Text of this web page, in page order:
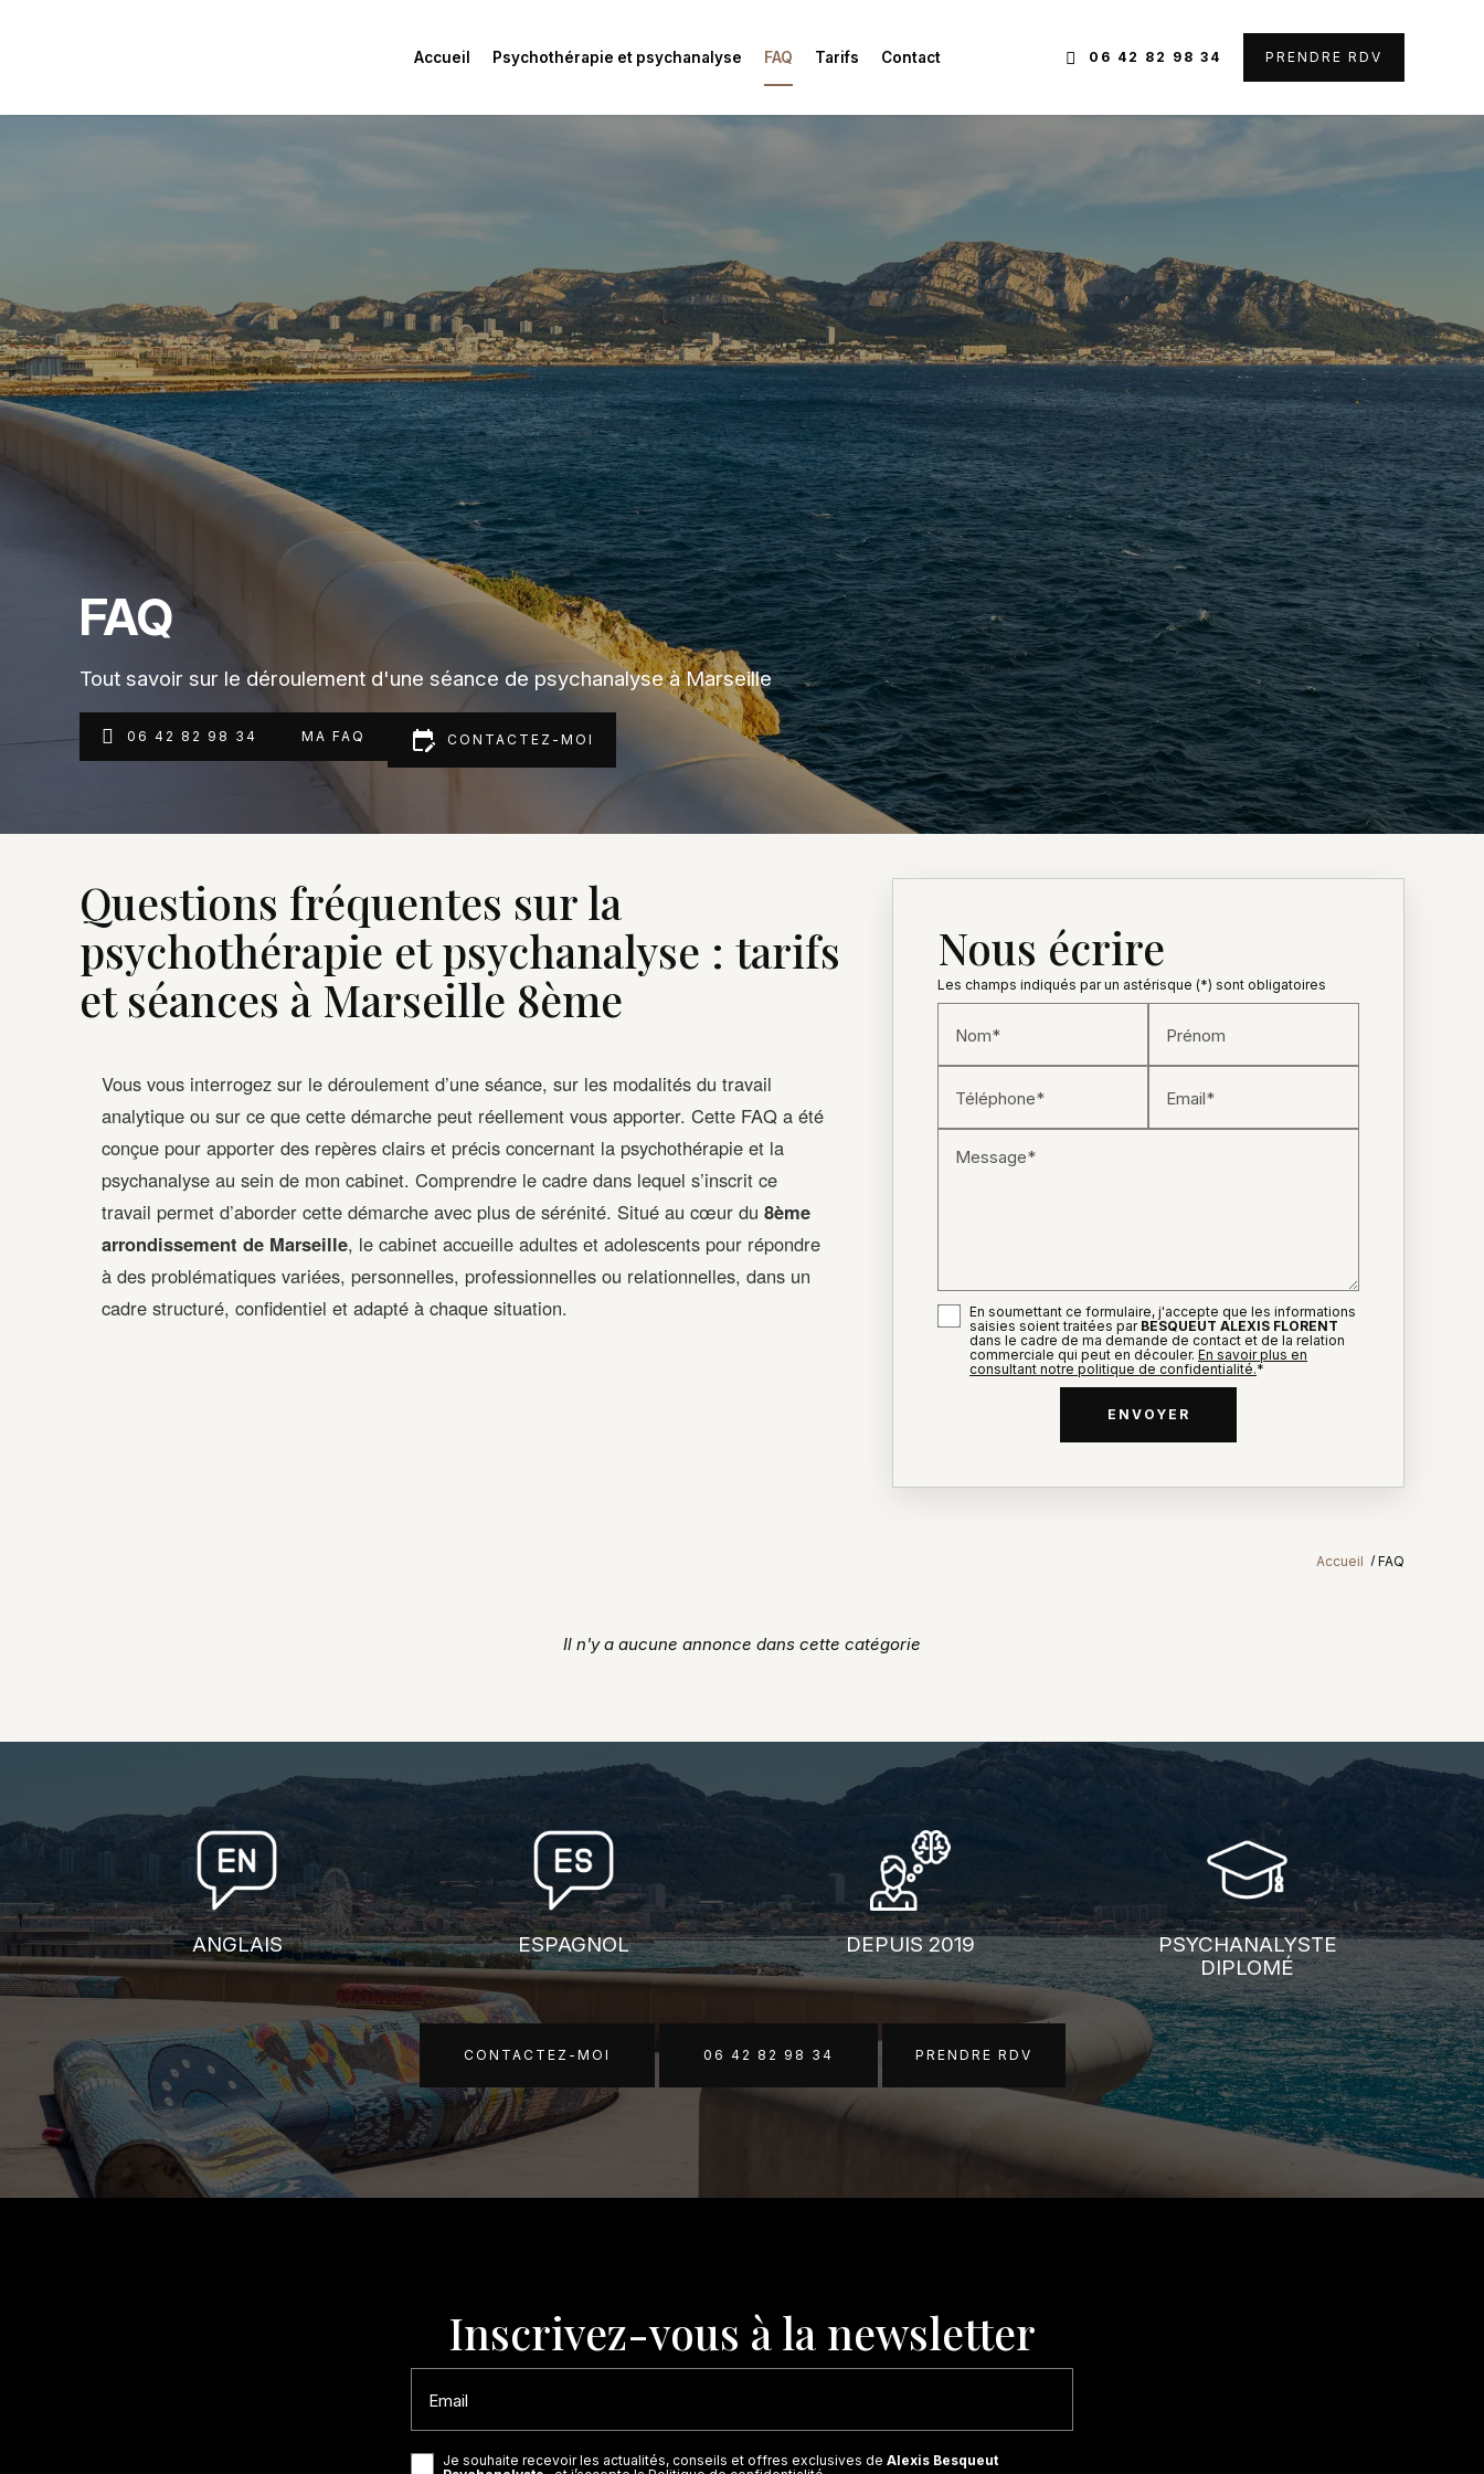
Accueil Psychothérapie et psychanalyse FAQ Tarifs Contact 06 42 82 98 34 PRENDRE RDV
FAQ
Tout savoir sur le déroulement d'une séance de psychanalyse à Marseille
06 42 82 98 34 MA FAQ edit_calendar CONTACTEZ-MOI
Questions fréquentes sur la
psychothérapie et psychanalyse : tarifs
et séances à Marseille 8ème
Vous vous interrogez sur le déroulement d’une séance, sur les modalités du travail
analytique ou sur ce que cette démarche peut réellement vous apporter. Cette FAQ a été
conçue pour apporter des repères clairs et précis concernant la psychothérapie et la
psychanalyse au sein de mon cabinet. Comprendre le cadre dans lequel s’inscrit ce
travail permet d’aborder cette démarche avec plus de sérénité. Situé au cœur du 8ème
arrondissement de Marseille, le cabinet accueille adultes et adolescents pour répondre
à des problématiques variées, personnelles, professionnelles ou relationnelles, dans un
cadre structuré, confidentiel et adapté à chaque situation.
Nous écrire
Les champs indiqués par un astérisque (*) sont obligatoires
Nom* Prénom
Téléphone* Email*
Message*
En soumettant ce formulaire, j'accepte que les informations
saisies soient traitées par BESQUEUT ALEXIS FLORENT
dans le cadre de ma demande de contact et de la relation
commerciale qui peut en découler. En savoir plus en
consultant notre politique de confidentialité.*
Accueil FAQ
Il n'y a aucune annonce dans cette catégorie
ANGLAIS ESPAGNOL DEPUIS 2019
PSYCHANALYSTE
DIPLOMÉ
CONTACTEZ-MOI 06 42 82 98 34 PRENDRE RDV
Inscrivez-vous à la newsletter
Email
Je souhaite recevoir les actualités, conseils et offres exclusives de Alexis Besqueut